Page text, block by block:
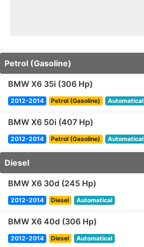
Petrol (Gasoline)
BMW X6 35i (306 Hp)
2012-2014 Petrol (Gasoline) Automatical
BMW X6 50i (407 Hp)
2012-2014 Petrol (Gasoline) Automatical
Diesel
BMW X6 30d (245 Hp)
2012-2014 Diesel Automatical
BMW X6 40d (306 Hp)
2012-2014 Diesel Automatical